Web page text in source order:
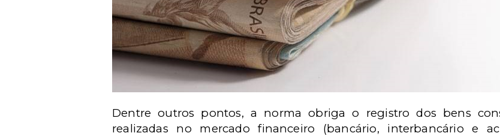
Dentre outros pontos, a norma obriga o registro dos bens
realizadas no mercado financeiro (bancário, interbancário e